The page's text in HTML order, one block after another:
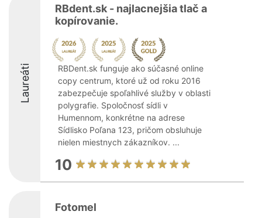
Laureáti
RBdent.sk - najlacnejšia tlač a
kopírovanie.
RBDent.sk funguje ako súčasné online
copy centrum, ktoré už od roku 2016
zabezpečuje spoľahlivé služby v oblasti
polygrafie. Spoločnosť sídli v
Humennom, konkrétne na adrese
Sídlisko Poľana 123, pričom obsluhuje
nielen miestnych zákazníkov. ...
10
Fotomel